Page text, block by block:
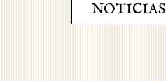
NOTICIAS